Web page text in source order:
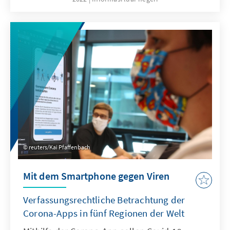
wollen. Die vergangenen Jahre und Monate
aber waren gekennzeichnet von Blockade
und zunehmenden ethnonationalen
Egoismen.
reuters/Kai Pfaffenbach
Mit dem Smartphone gegen Viren
Verfassungsrechtliche Betrachtung der
Corona-Apps in fünf Regionen der Welt